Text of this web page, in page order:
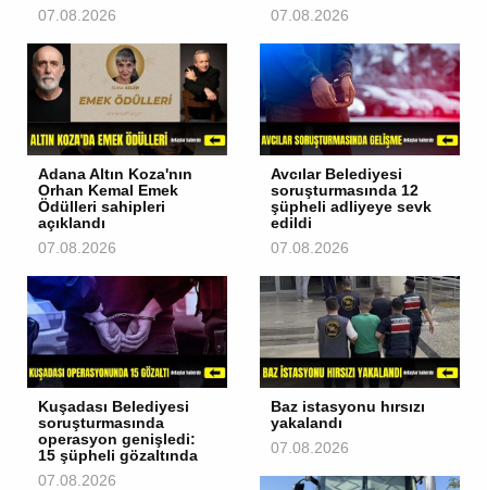
07.08.2026
07.08.2026
Adana Altın Koza'nın
Orhan Kemal Emek
Ödülleri sahipleri
açıklandı
07.08.2026
Avcılar Belediyesi
soruşturmasında 12
şüpheli adliyeye sevk
edildi
07.08.2026
Kuşadası Belediyesi
soruşturmasında
operasyon genişledi:
15 şüpheli gözaltında
07.08.2026
Baz istasyonu hırsızı
yakalandı
07.08.2026